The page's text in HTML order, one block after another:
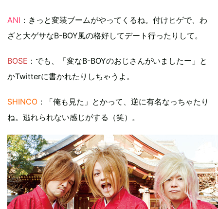
ANI ：きっと変装ブームがやってくるね。付けヒゲで、わ
ざと大ゲサなB-BOY風の格好してデート行ったりして。
BOSE ：でも、「変なB-BOYのおじさんがいましたー」と
かTwitterに書かれたりしちゃうよ。
SHINCO ：「俺も見た」とかって、逆に有名なっちゃたり
ね。逃れられない感じがする（笑）。